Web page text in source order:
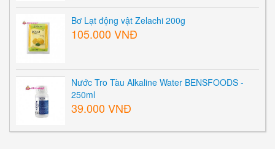
Bơ Lạt động vật Zelachi 200g
105.000 VNĐ
Nước Tro Tàu Alkaline Water BENSFOODS -
250ml
39.000 VNĐ